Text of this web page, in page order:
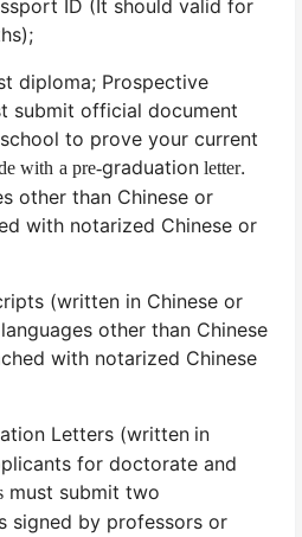
ID (It should valid for
diploma; Prospective
submit official document
to prove your current
with a pre-graduation letter.
other than Chinese or
with notarized Chinese or
(written in Chinese or
other than Chinese
with notarized Chinese
Letters (written in
for doctorate and
must submit two
signed by professors or